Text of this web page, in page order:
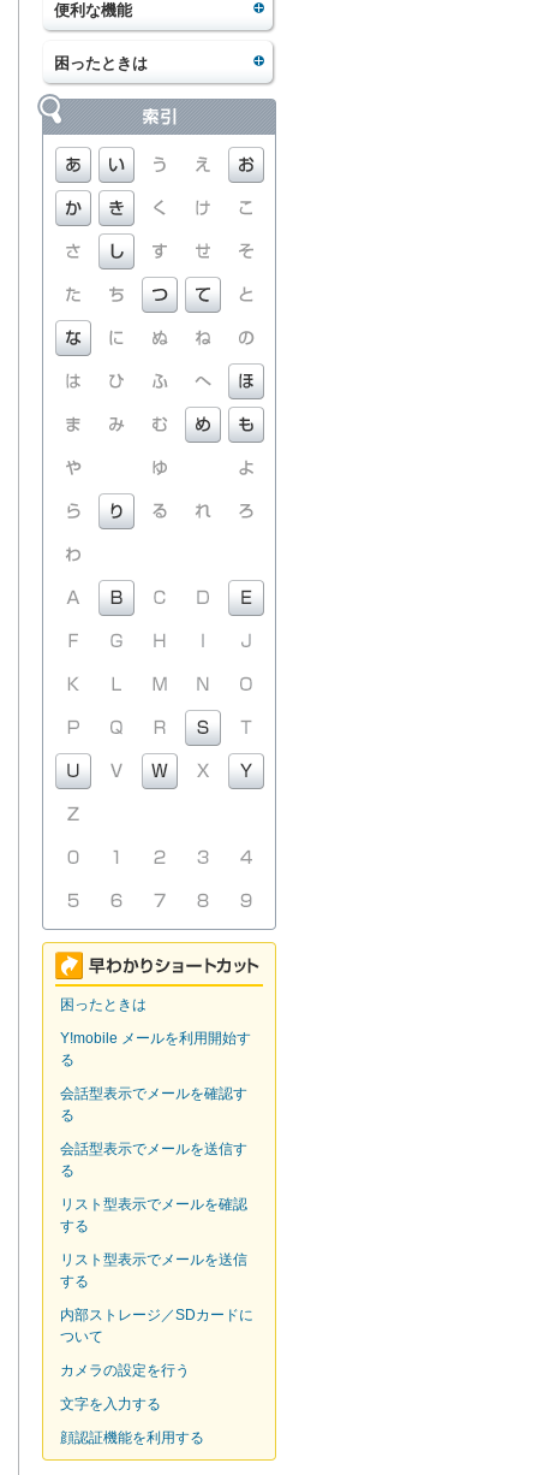
便利な機能
困ったときは
困ったときは
Y!mobile メールを利用開始す
る
会話型表示でメールを確認す
る
会話型表示でメールを送信す
る
リスト型表示でメールを確認
する
リスト型表示でメールを送信
する
内部ストレージ／SDカードに
ついて
カメラの設定を行う
文字を入力する
顔認証機能を利用する